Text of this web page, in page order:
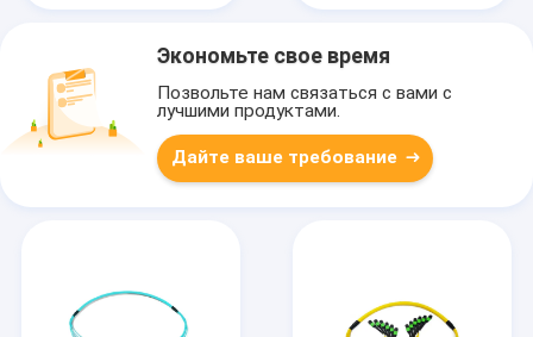
Экономьте свое время
Позвольте нам связаться с вами с
лучшими продуктами.
Дайте ваше требование